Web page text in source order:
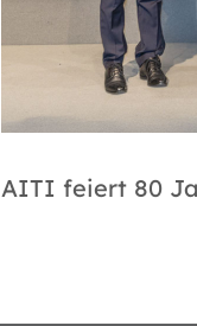
AITI feiert 80